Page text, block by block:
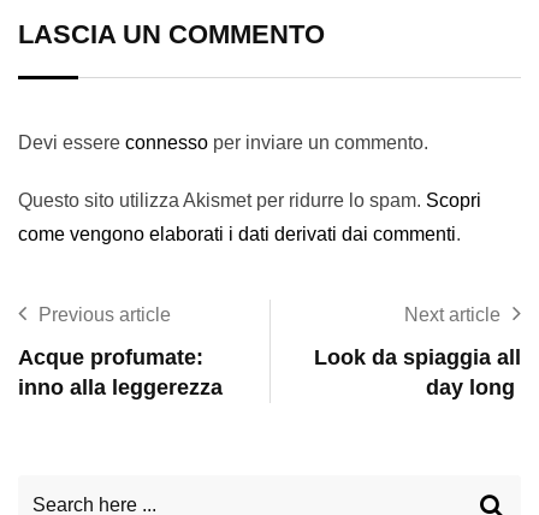
LASCIA UN COMMENTO
Devi essere connesso per inviare un commento.
Questo sito utilizza Akismet per ridurre lo spam. Scopri
come vengono elaborati i dati derivati dai commenti.
Previous article
Acque profumate:
inno alla leggerezza
Next article
Look da spiaggia all
day long